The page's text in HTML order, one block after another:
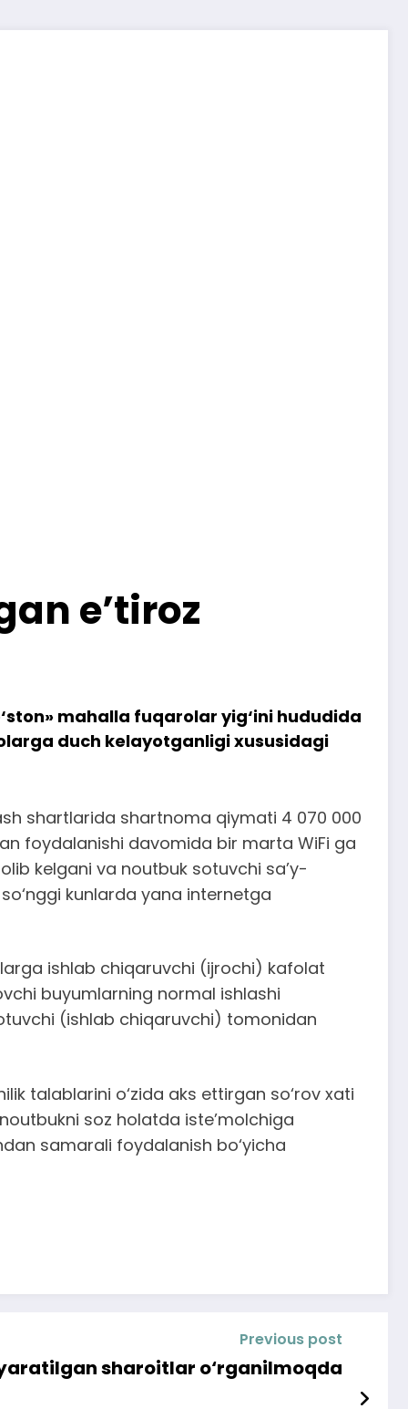
e’tiroz
mahalla fuqarolar yig‘ini hududida
duch kelayotganligi xususidagi
shartlarida shartnoma qiymati 4 070 000
foydalanishi davomida bir marta WiFi ga
kelgani va noutbuk sotuvchi sa’y-
kunlarda yana internetga
ishlab chiqaruvchi (ijrochi) kafolat
buyumlarning normal ishlashi
(ishlab chiqaruvchi) tomonidan
talablarini o‘zida aks ettirgan so‘rov xati
soz holatda iste’molchiga
samarali foydalanish bo‘yicha
Previous post
sharoitlar o‘rganilmoqda